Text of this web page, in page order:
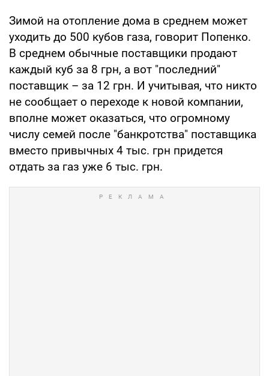
Зимой на отопление дома в среднем может
уходить до 500 кубов газа, говорит Попенко.
В среднем обычные поставщики продают
каждый куб за 8 грн, а вот "последний"
поставщик – за 12 грн. И учитывая, что никто
не сообщает о переходе к новой компании,
вполне может оказаться, что огромному
числу семей после "банкротства" поставщика
вместо привычных 4 тыс. грн придется
отдать за газ уже 6 тыс. грн.